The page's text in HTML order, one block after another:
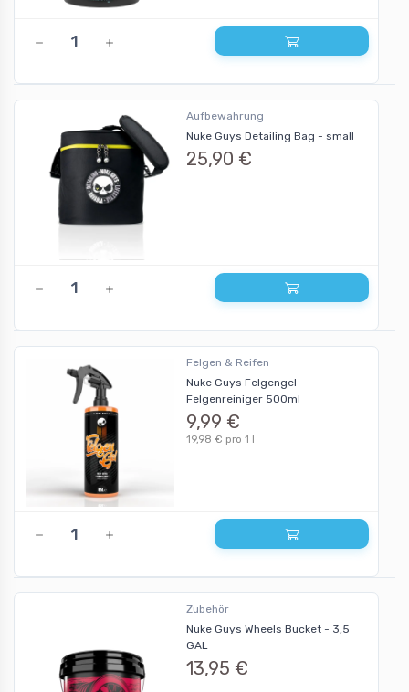
Aufbewahrung
Nuke Guys Detailing Bag - small
25,90 €
Felgen & Reifen
Nuke Guys Felgengel
Felgenreiniger 500ml
9,99 €
19,98 € pro 1 l
Zubehör
Nuke Guys Wheels Bucket - 3,5
GAL
13,95 €